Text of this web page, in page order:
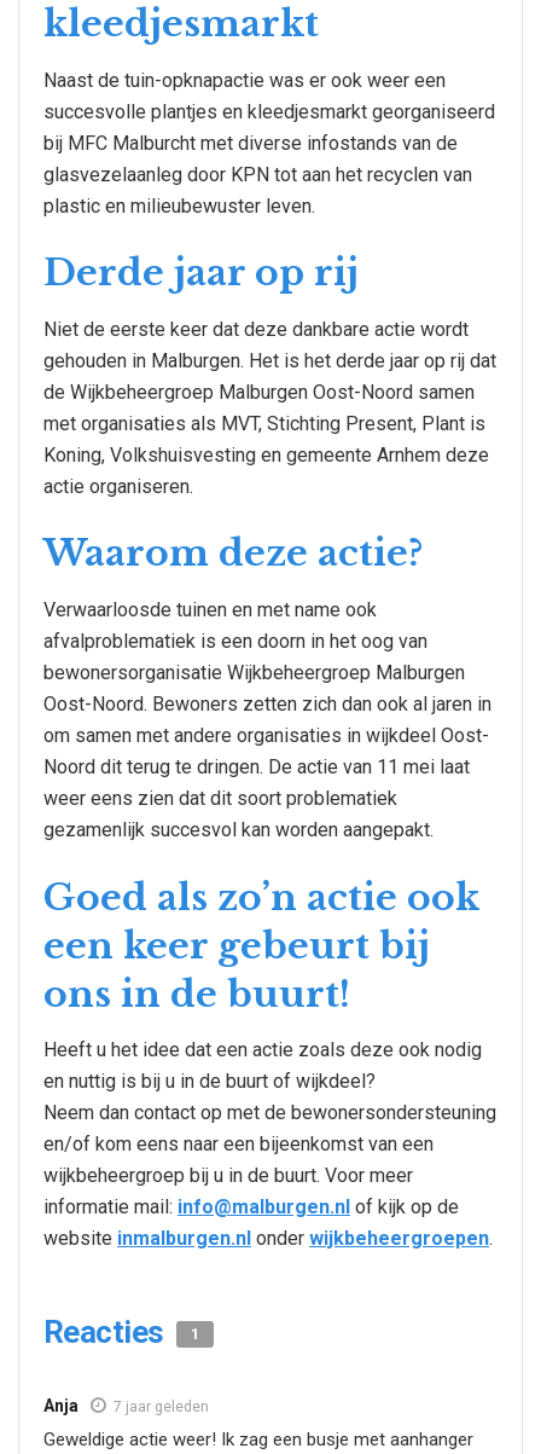
kleedjesmarkt
Naast de tuin-opknapactie was er ook weer een
succesvolle plantjes en kleedjesmarkt georganiseerd
bij MFC Malburcht met diverse infostands van de
glasvezelaanleg door KPN tot aan het recyclen van
plastic en milieubewuster leven.
Derde jaar op rij
Niet de eerste keer dat deze dankbare actie wordt
gehouden in Malburgen. Het is het derde jaar op rij dat
de Wijkbeheergroep Malburgen Oost-Noord samen
met organisaties als MVT, Stichting Present, Plant is
Koning, Volkshuisvesting en gemeente Arnhem deze
actie organiseren.
Waarom deze actie?
Verwaarloosde tuinen en met name ook
afvalproblematiek is een doorn in het oog van
bewonersorganisatie Wijkbeheergroep Malburgen
Oost-Noord. Bewoners zetten zich dan ook al jaren in
om samen met andere organisaties in wijkdeel Oost-
Noord dit terug te dringen. De actie van 11 mei laat
weer eens zien dat dit soort problematiek
gezamenlijk succesvol kan worden aangepakt.
Goed als zo’n actie ook
een keer gebeurt bij
ons in de buurt!
Heeft u het idee dat een actie zoals deze ook nodig
en nuttig is bij u in de buurt of wijkdeel?
Neem dan contact op met de bewonersondersteuning
en/of kom eens naar een bijeenkomst van een
wijkbeheergroep bij u in de buurt. Voor meer
informatie mail: info@malburgen.nl of kijk op de
website inmalburgen.nl onder wijkbeheergroepen.
Reacties 1
Anja 7 jaar geleden
Geweldige actie weer! Ik zag een busje met aanhanger